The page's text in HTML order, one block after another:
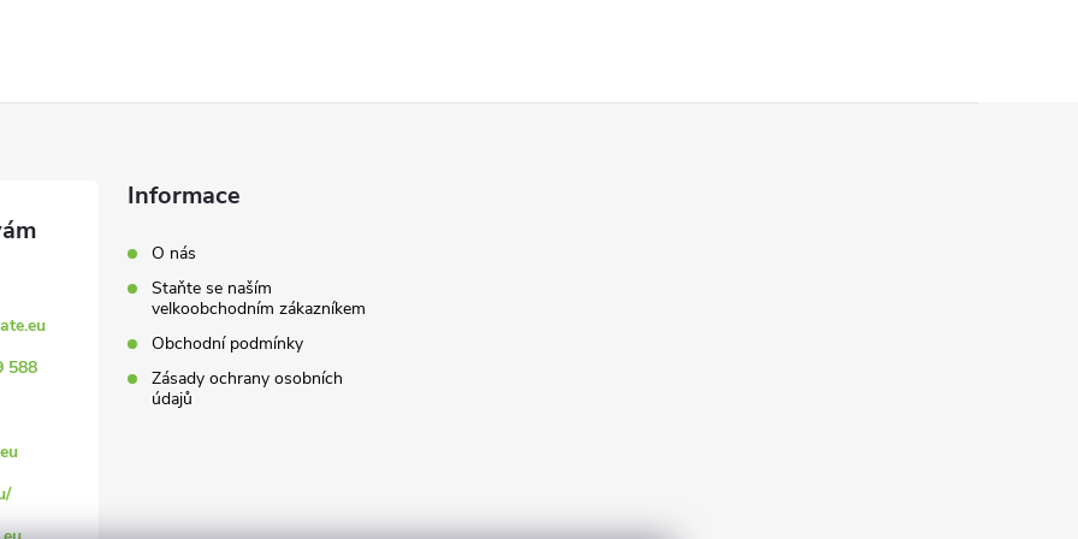
588
Informace
O nás
Staňte se naším
velkoobchodním zákazníkem
Obchodní podmínky
Zásady ochrany osobních
údajů